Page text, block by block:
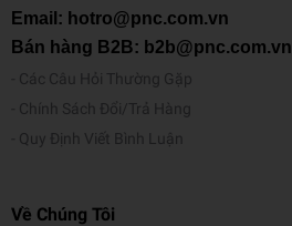
Email: hotro@pnc.com.vn
Bán hàng B2B: b2b@pnc.com.vn
Các Câu Hỏi Thường Gặp
Chính Sách Đổi/Trả Hàng
Quy Định Viết Bình Luận
Về Chúng Tôi